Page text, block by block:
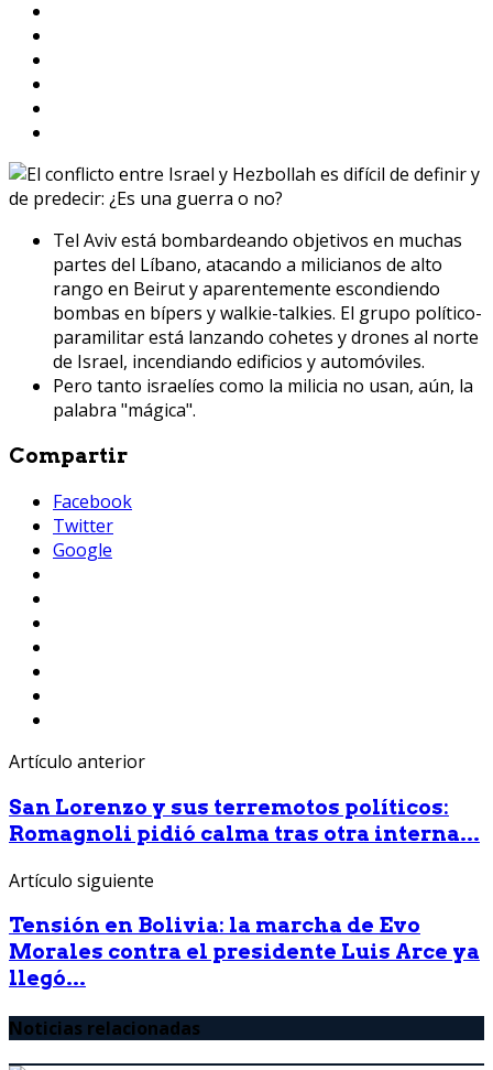
Tel Aviv está bombardeando objetivos en muchas
partes del Líbano, atacando a milicianos de alto
rango en Beirut y aparentemente escondiendo
bombas en bípers y walkie-talkies. El grupo político-
paramilitar está lanzando cohetes y drones al norte
de Israel, incendiando edificios y automóviles.
Pero tanto israelíes como la milicia no usan, aún, la
palabra "mágica".
Compartir
Facebook
Twitter
Google
Artículo anterior
San Lorenzo y sus terremotos políticos:
Romagnoli pidió calma tras otra interna...
Artículo siguiente
Tensión en Bolivia: la marcha de Evo
Morales contra el presidente Luis Arce ya
llegó...
Noticias relacionadas